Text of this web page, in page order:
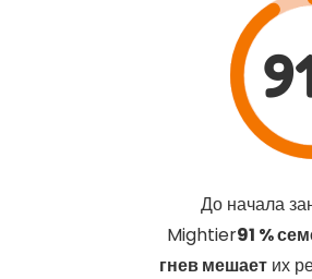
До начала
Mightier91 %
гнев мешаетих